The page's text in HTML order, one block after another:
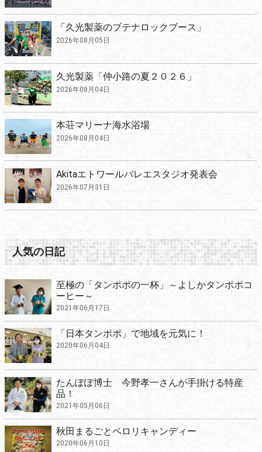
「久光製薬のブテナロックブース」
2026年08月05日
久光製薬「仲小路の夏２０２６」
2026年08月04日
本荘マリーナ海水浴場
2026年08月04日
Akitaエトワールバレエスタジオ発表会
2026年07月31日
人気の日記
至極の「タンポポの一杯」～よしかタンポポコ
ーヒー～
2021年06月17日
「日本タンポポ」で地域を元気に！
2020年06月04日
たんぽぽ博士 今野孝一さんが手掛ける特産
品！
2021年05月06日
秋田まるごとペロリキャンディー
2020年06月10日